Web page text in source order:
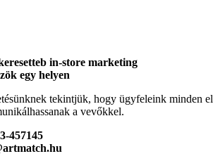
in-store marketing
egy helyen
tekintjük, hogy ügyfeleink minden
a vevőkkel.
457145